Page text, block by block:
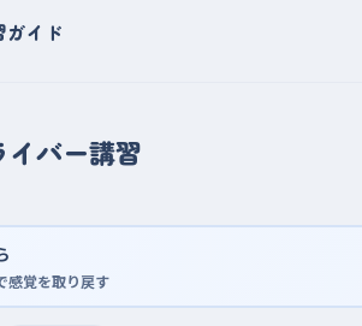
ガイド
バー講習
感覚を取り戻す